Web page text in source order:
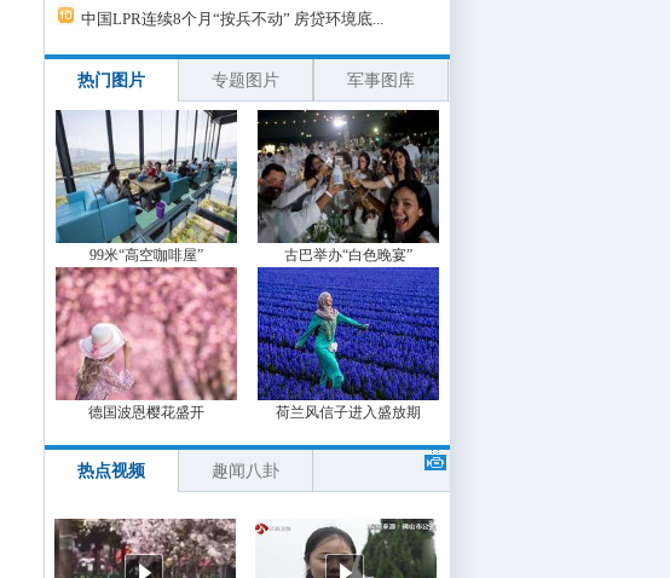
中国LPR连续8个月“按兵不动” 房贷环境底...
热门图片 专题图片 军事图库
99米“高空咖啡屋” 古巴举办“白色晚宴”
德国波恩樱花盛开 荷兰风信子进入盛放期
热点视频 趣闻八卦